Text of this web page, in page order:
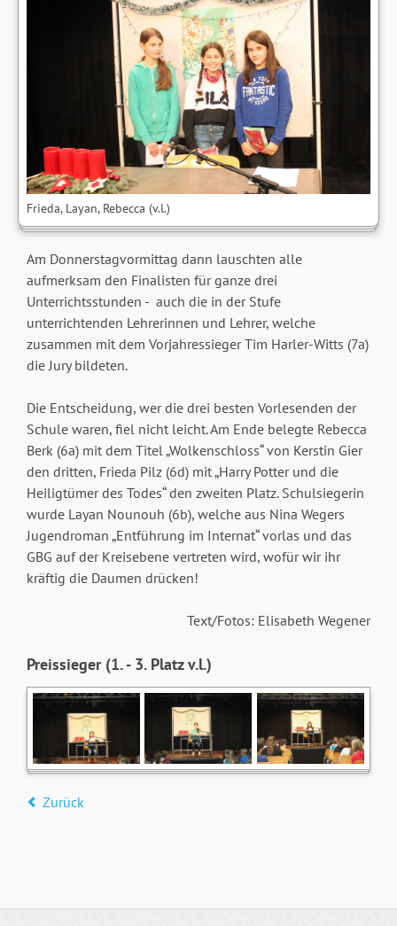
Frieda, Layan, Rebecca (v.l.)
Am Donnerstagvormittag dann lauschten alle
aufmerksam den Finalisten für ganze drei
Unterrichtsstunden - auch die in der Stufe
unterrichtenden Lehrerinnen und Lehrer, welche
zusammen mit dem Vorjahressieger Tim Harler-Witts (7a)
die Jury bildeten.
Die Entscheidung, wer die drei besten Vorlesenden der
Schule waren, fiel nicht leicht. Am Ende belegte Rebecca
Berk (6a) mit dem Titel „Wolkenschloss“ von Kerstin Gier
den dritten, Frieda Pilz (6d) mit „Harry Potter und die
Heiligtümer des Todes“ den zweiten Platz. Schulsiegerin
wurde Layan Nounouh (6b), welche aus Nina Wegers
Jugendroman „Entführung im Internat“ vorlas und das
GBG auf der Kreisebene vertreten wird, wofür wir ihr
kräftig die Daumen drücken!
Text/Fotos: Elisabeth Wegener
Preissieger (1. - 3. Platz v.l.)
Zurück